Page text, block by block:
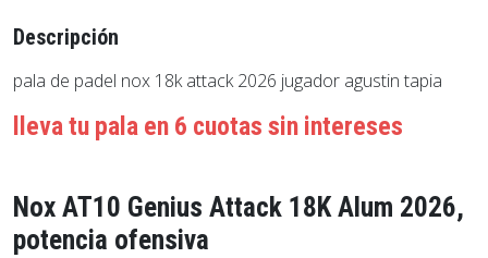
Descripción
pala de padel nox 18k attack 2026 jugador agustin tapia
lleva tu pala en 6 cuotas sin intereses
Nox AT10 Genius Attack 18K Alum 2026,
potencia ofensiva